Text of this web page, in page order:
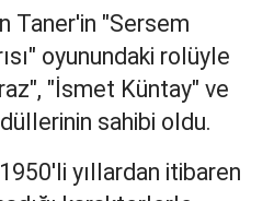
Ordu
Rize
Sakarya
Taner'in "Sersem
oyunundaki rolüyle
"İsmet Küntay" ve
sahibi oldu.
yıllardan itibaren